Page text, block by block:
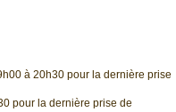
à 20h30 pour la dernière prise
pour la dernière prise de